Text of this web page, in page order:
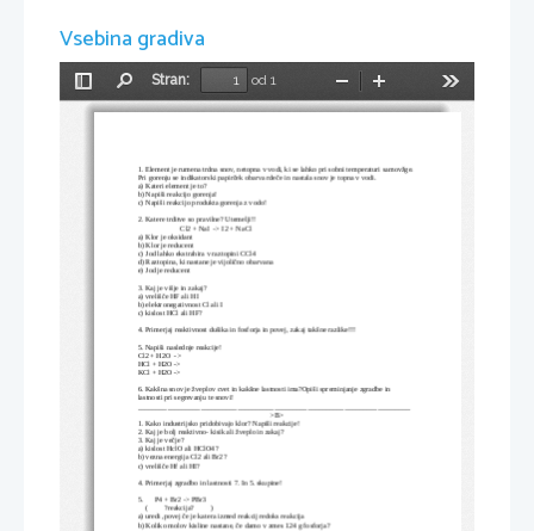
Vsebina gradiva
Preklopi
stransko
Stran:
od 1
Pomanjšaj
1. Element je rumena trdna snov, netopna v vodi, ki se lahko pri sobni temperaturi samovžge.
Pri gorenju se indikatorski papirček obarva rdeče in nastala snov je topna v vodi.
a) Kateri element je to?
b) Napiši reakcijo gorenja!
c) Napiši reakcijo produkta gorenja z vodo!
2. Katere trditve so pravilne? Utemelji!!
                       Cl2 + NaI  -> I2 + NaCl
a) Klor je oksidant
b) Klor je reducent
c) Jod lahko ekstrahira v raztopini CCl4
d) Raztopina, ki nastane je vijolično obarvana
e) Jod je reducent
3. Kaj je višje in zakaj?
a) vrelišče HF ali HI
b) elektronegativnost Cl ali I
c) kislost HCl ali HF?
4. Primerjaj reaktivnost dušika in fosforja in povej, zakaj takšne razlike!!!
5. Napiši naslednje reakcije!
Cl2 + H2O  ->
HCl + H2O ->
KCl + H2O ->
6. Kakšna snov je žveplov cvet in kakšne lastnosti ima?Opiši spreminjanje zgradbe in
lastnosti pri segrevanju te snovi!
>B>
1. Kako industrijsko pridobivajo klor? Napiši reakcije!
2. Kaj je bolj reaktivno- kisik ali žveplo in zakaj?
3. Kaj je večje?
a) kislost HclO ali HClO4?
b) vezna energija Cl2 ali Br2?
c) vrelišče Hf ali HI?
4. Primerjaj zgradbo in lastnosti 7. In 5. skupine!
5.      P4 + Br2 -> PBr3
    (         ?reakcija?         )
a) uredi ,povej če je katera izmed reakcij redoks reakcija
b) Koliko molov kisline nastane, če damo v zmes 124 g fosforja?